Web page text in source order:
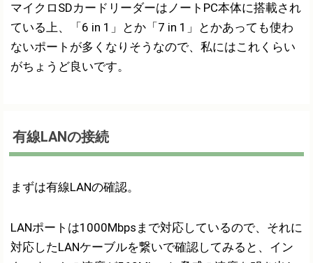
マイクロSDカードリーダーはノートPC本体に搭載され
ている上、「6 in 1」とか「7 in 1」とかあっても使わ
ないポートが多くなりそうなので、私にはこれくらい
がちょうど良いです。
有線LANの接続
まずは有線LANの確認。
LANポートは1000Mbpsまで対応しているので、それに
対応したLANケーブルを繋いで確認してみると、イン